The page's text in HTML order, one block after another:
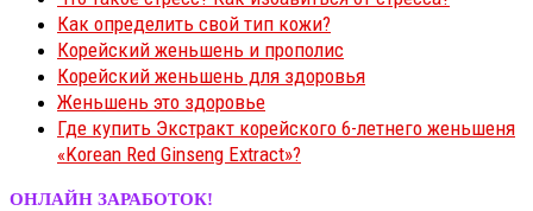
Как определить свой тип кожи?
Корейский женьшень и прополис
Корейский женьшень для здоровья
Женьшень это здоровье
Где купить Экстракт корейского 6-летнего женьшеня
«Korean Red Ginseng Extract»?
ОНЛАЙН ЗАРАБОТОК!